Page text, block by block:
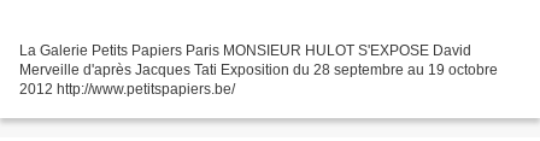
La Galerie Petits Papiers Paris MONSIEUR HULOT S'EXPOSE David
Merveille d'après Jacques Tati Exposition du 28 septembre au 19 octobre
2012 http://www.petitspapiers.be/